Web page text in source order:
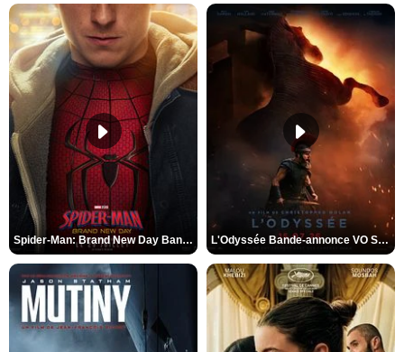
Spider-Man: Brand New Day Bande-annonce VO STFR L'Odyssée Bande-annonce VO STFR